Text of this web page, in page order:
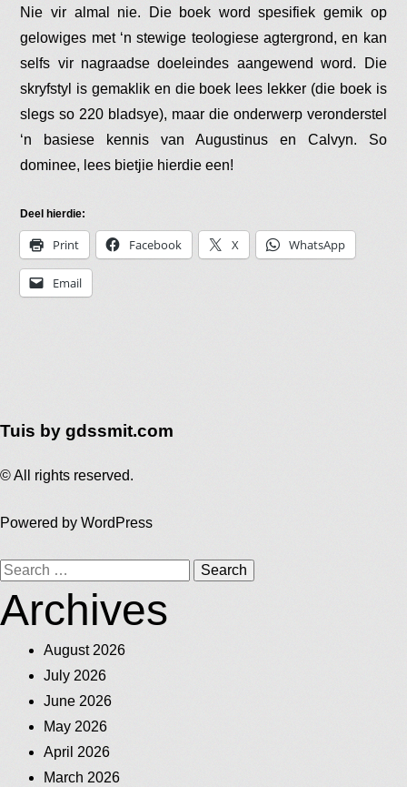
Nie vir almal nie. Die boek word spesifiek gemik op
gelowiges met ‘n stewige teologiese agtergrond, en kan
selfs vir nagraadse doeleindes aangewend word. Die
skryfstyl is gemaklik en die boek lees lekker (die boek is
slegs so 220 bladsye), maar die onderwerp veronderstel
‘n basiese kennis van Augustinus en Calvyn. So
dominee, lees bietjie hierdie een!
Deel hierdie:
Print Facebook X WhatsApp
Email
Tuis by gdssmit.com
© All rights reserved.
Powered by WordPress
Search
for:
Archives
August 2026
July 2026
June 2026
May 2026
April 2026
March 2026